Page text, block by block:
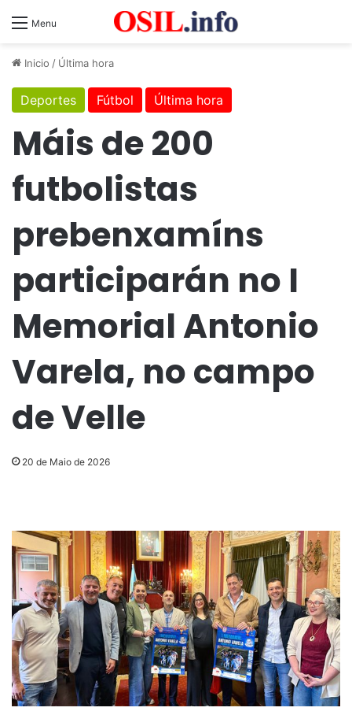
Menu
Inicio / Última hora
Deportes Fútbol Última hora
Máis de 200
futbolistas
prebenxamíns
participarán no I
Memorial Antonio
Varela, no campo
de Velle
20 de Maio de 2026